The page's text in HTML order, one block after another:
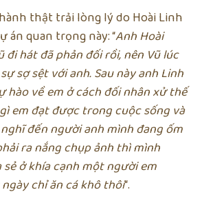
thật trải lòng lý do Hoài Linh
án quan trọng này: “Anh Hoài
đi hát đã phản đối rồi, nên Vũ lúc
sợ sệt với anh. Sau này anh Linh
hào về em ở cách đối nhân xử thế
em đạt được trong cuộc sống và
đến người anh mình đang ốm
ra nắng chụp ảnh thì mình
sẻ ở khía cạnh một người em
chỉ ăn cá khô thôi“.